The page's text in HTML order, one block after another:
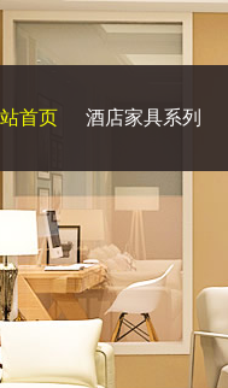
首页 酒店家具系列